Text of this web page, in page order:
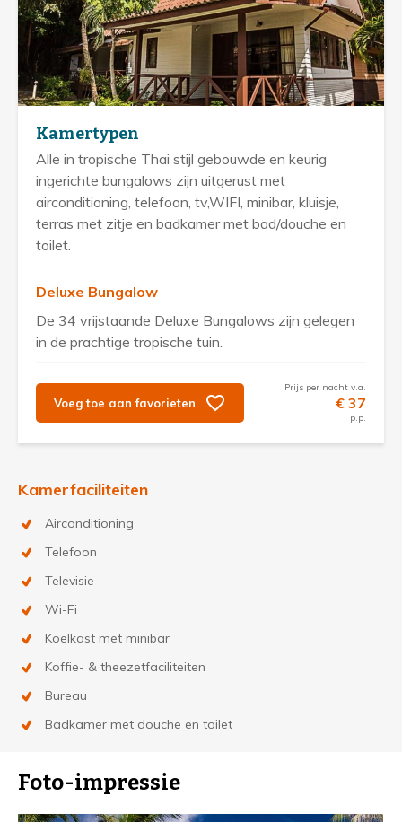
Kamertypen
Alle in tropische Thai stijl gebouwde en keurig
ingerichte bungalows zijn uitgerust met
airconditioning, telefoon, tv,WIFI, minibar, kluisje,
terras met zitje en badkamer met bad/douche en
toilet.
Deluxe Bungalow
De 34 vrijstaande Deluxe Bungalows zijn gelegen
in de prachtige tropische tuin.
Voeg toe aan favorieten
Prijs per nacht v.a.
€ 37
p.p.
Kamerfaciliteiten
Airconditioning
Telefoon
Televisie
Wi-Fi
Koelkast met minibar
Koffie- & theezetfaciliteiten
Bureau
Badkamer met douche en toilet
Foto-impressie